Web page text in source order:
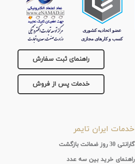
راهنمای ثبت سفارش
خدمات پس از فروش
خدمات ایران تایمر
گارانتی 30 روز ضمانت بازگشت
راهنمای خرید بین سه عدد